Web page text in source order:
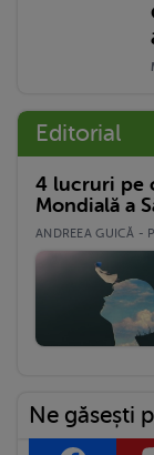
Editorial
4 lucruri pe
Mondială a
ANDREEA GUICĂ -
Ne găsești